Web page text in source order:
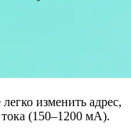
изменить адрес,
(150–1200 мА).